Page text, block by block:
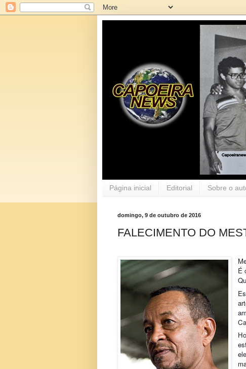
Página inicial Editorial Sobre o
domingo, 9 de outubro de 2016
FALECIMENTO DO
É